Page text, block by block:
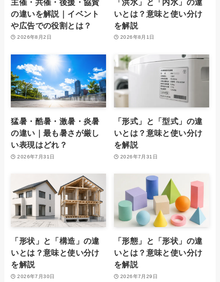
主催・共催・後援・協賛
の違いを解説｜イベント
や広告での役割とは？
2026年8月2日
「洪水」と「内水」の違
いとは？意味と使い分け
を解説
2026年8月1日
猛暑・酷暑・激暑・炎暑
の違い｜最も暑さが厳し
い表現はどれ？
2026年7月31日
「形式」と「型式」の違
いとは？意味と使い分け
を解説
2026年7月31日
「形状」と「構造」の違
いとは？意味と使い分け
を解説
2026年7月30日
「形態」と「形状」の違
いとは？意味と使い分け
を解説
2026年7月29日